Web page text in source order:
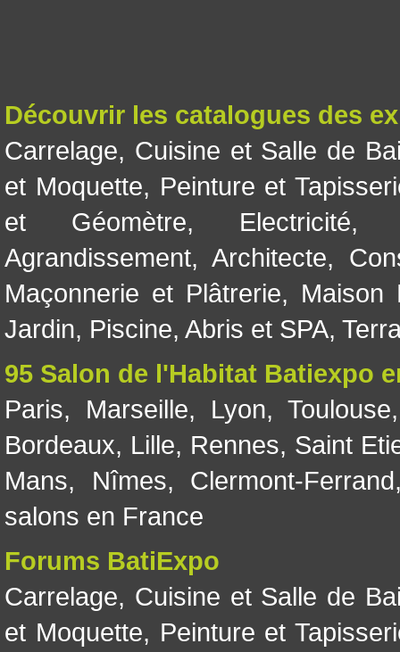
Découvrir les catalogues des
Carrelage, Cuisine et Salle de
et Moquette, Peinture et
et Géomètre, Electricité
Agrandissement, Architecte,
Maçonnerie et Plâtrerie, Maison
Jardin, Piscine, Abris et SPA,
95 Salon de l'Habitat Batiexpo
Paris, Marseille, Lyon, Toulouse
Bordeaux, Lille, Rennes, Saint
Mans, Nîmes, Clermont-Ferrand
salons en France
Forums BatiExpo
Carrelage, Cuisine et Salle de
et Moquette, Peinture et